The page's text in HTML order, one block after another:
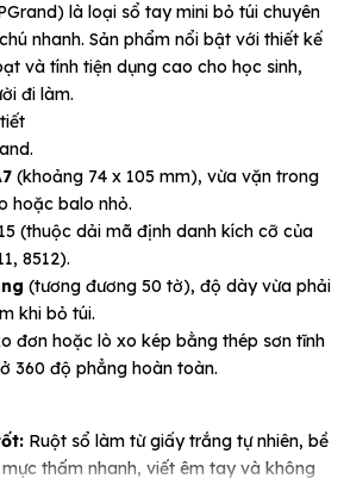
là loại sổ tay mini bỏ túi chuyên
nhanh. Sản phẩm nổi bật với thiết kế
và tính tiện dụng cao cho học sinh,
đi làm.
(khoảng 74 x 105 mm), vừa vặn trong
hoặc balo nhỏ.
(thuộc dải mã định danh kích cỡ của
8512).
(tương đương 50 tờ), độ dày vừa phải
khi bỏ túi.
đơn hoặc lò xo kép bằng thép sơn tĩnh
360 độ phẳng hoàn toàn.
Ruột sổ làm từ giấy trắng tự nhiên, bề
thấm nhanh, viết êm tay và không